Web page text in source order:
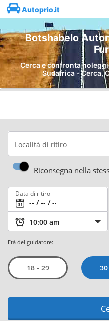
Autoprio.it
Botshabelo
Cerca e confronta
Sudafrica - Cerca,
Località di ritiro
Riconsegna nella
Data di ritiro
Età del guidatore:
18 - 29